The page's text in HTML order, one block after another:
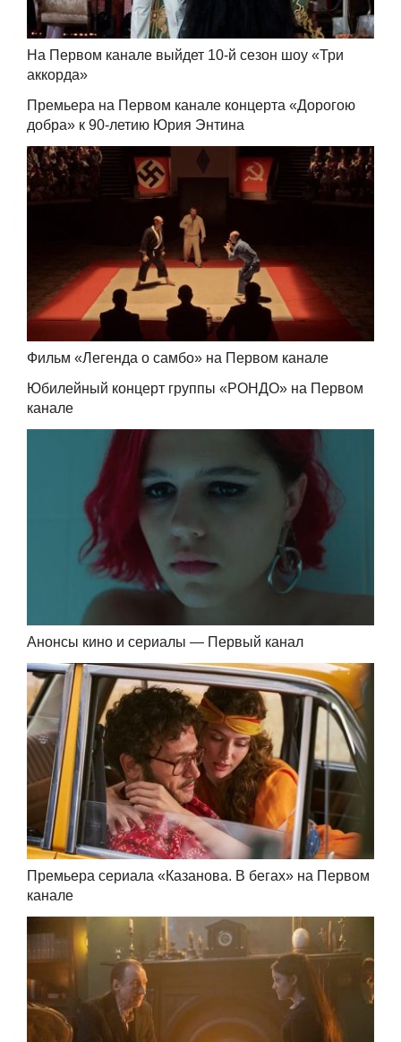
На Первом канале выйдет 10-й сезон шоу «Три
аккорда»
Премьера на Первом канале концерта «Дорогою
добра» к 90-летию Юрия Энтина
Фильм «Легенда о самбо» на Первом канале
Юбилейный концерт группы «РОНДО» на Первом
канале
Анонсы кино и сериалы — Первый канал
Премьера сериала «Казанова. В бегах» на Первом
канале